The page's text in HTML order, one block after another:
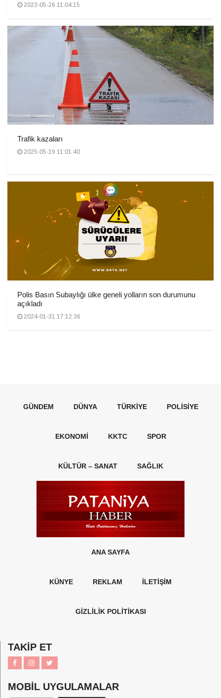
2023-05-26 11:04:15
Trafik kazaları
2025-05-19 11:01:40
Polis Basın Subaylığı ülke geneli yolların son durumunu
açıkladı
2024-01-31 17:12:36
GÜNDEM DÜNYA TÜRKIYE POLISIYE
EKONOMI KKTC SPOR
KÜLTÜR – SANAT SAĞLIK
ANA SAYFA
KÜNYE REKLAM İLETİŞİM
GİZLİLİK POLİTİKASI
TAKİP ET
MOBİL UYGULAMALAR